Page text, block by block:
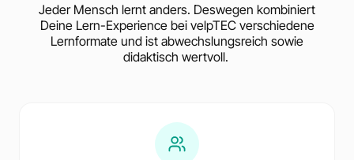
Jeder Mensch lernt anders. Deswegen kombiniert
Deine Lern-Experience bei velpTEC verschiedene
Lernformate und ist abwechslungsreich sowie
didaktisch wertvoll.